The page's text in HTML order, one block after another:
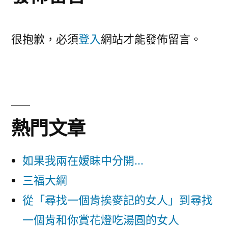
很抱歉，必須登入網站才能發佈留言。
熱門文章
如果我兩在嫒眛中分開...
三福大綱
從「尋找一個肯挨麥記的女人」到尋找
一個肯和你賞花燈吃湯圓的女人